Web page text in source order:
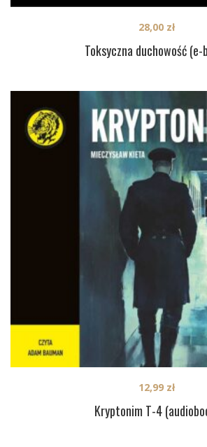
Toksyczna duchowość (e-
28,00 zł
Kryptonim T-4
12,99 zł